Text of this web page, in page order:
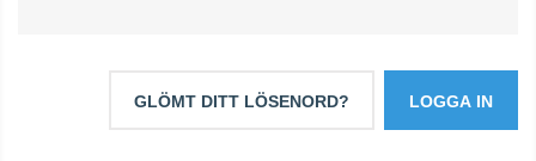
LOGGA IN
GLÖMT DITT LÖSENORD?